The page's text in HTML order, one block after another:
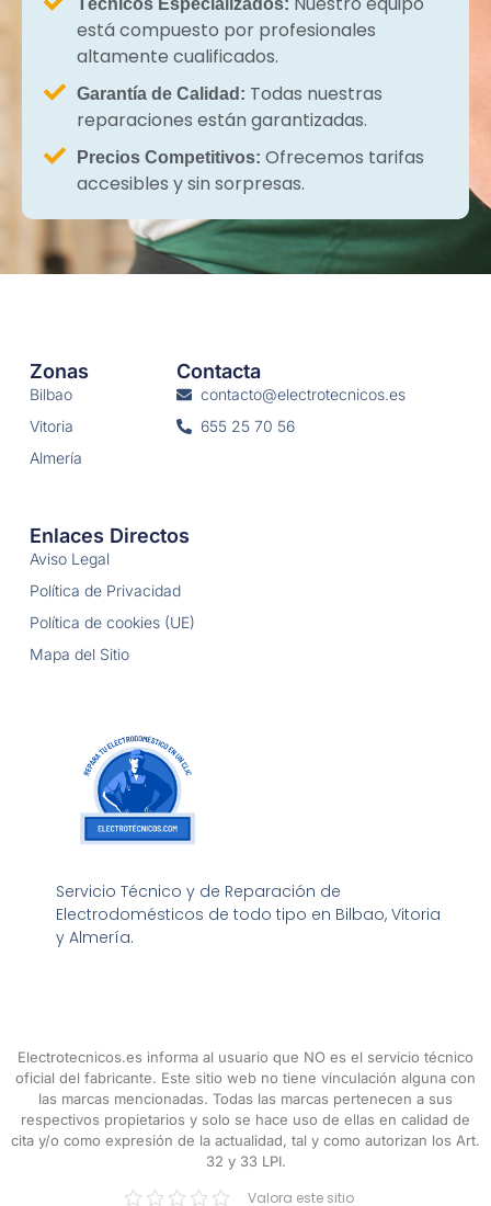
está compuesto por profesionales
altamente cualificados.
Garantía de Calidad: Todas nuestras
reparaciones están garantizadas.
Precios Competitivos: Ofrecemos tarifas
accesibles y sin sorpresas.
Servicio Técnico y de Reparación de
Electrodomésticos de todo tipo en Bilbao, Vitoria
y Almería.
Zonas
Bilbao
Vitoria
Almería
Contacta
contacto@electrotecnicos.es
655 25 70 56
Enlaces Directos
Aviso Legal
Política de Privacidad
Política de cookies (UE)
Mapa del Sitio
Electrotecnicos.es informa al usuario que NO es el servicio técnico
oficial del fabricante. Este sitio web no tiene vinculación alguna con
las marcas mencionadas. Todas las marcas pertenecen a sus
respectivos propietarios y solo se hace uso de ellas en calidad de
cita y/o como expresión de la actualidad, tal y como autorizan los Art.
32 y 33 LPI.
Valora este sitio